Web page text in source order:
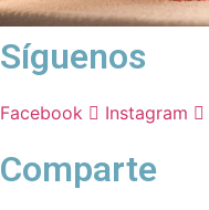
Síguenos
Facebook Instagram
Comparte